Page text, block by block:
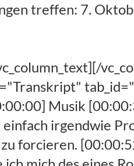
treffen: 7.
christianisiert bei diesen ganzen Telefonaten das jede Kanzlei an der Prozess hatte die sie automatisieren möchte. [00:07:09] Marcus Ferchland: Jetzt in der Regel sind Datev Anwendung sodass wir immer wieder neue Anwendungsschreiben werden und die man dann monatlich auch dann ordern und bezahlen muss natürlich auch. [00:07:23] Marcus Ferchland: Ab September denken wir. [00:07:48] Marcus Ferchland: Ja wir können jetzt an dem aktuellen BB mal kurz erklären wir sagen uns jetzt mal den mit dem Thema Fakturierung beschäftigt innerhalb der Kanzlei was wir auch automatisieren wollen. [00:08:01] Marcus Ferchland: Habe jetzt im Vorfeld innerhalb der Datev erstmal den Prozess der Rechnungslegung für den elektronischen Versand standardisiert [00:08:10] Marcus Ferchland: nachdem was jetzt standardisiert haben haben wir noch mal die ein oder andere Programmverknüpfung optimiert und wir werden jetzt ab September dann das ganze automatisieren sodass [00:08:21] Marcus Ferchland: nach unserer Einschätzung 80% alle Rechnung automatisch innerhalb der Datev standardisiert erstellt werden und automatisch Versand werden über ein Roboter. [00:08:31] Marcus Ferchland: Das bedeutet also Standardisierung Optimierung und Automatisierung ist für mich Digitalisierung. [00:08:41] Claas: Standardisieren wie lange hat. [00:08:46] Marcus Ferchland: Er ist ganz lustig wir haben ja weil wir den Druck hatten wir wollten da relativ schnell fertig werden auch mit Auto im automatisierungsprozesse wir haben ja erst automatisiert und dann standardisiert [00:08:56] Marcus Ferchland: Bernd also programmiert wurde haben wir immer wieder noch mal ein bisschen nachjustiert das natürliche kein so optimales vorgehen [00:09:03] Marcus Ferchland: allerdings haben